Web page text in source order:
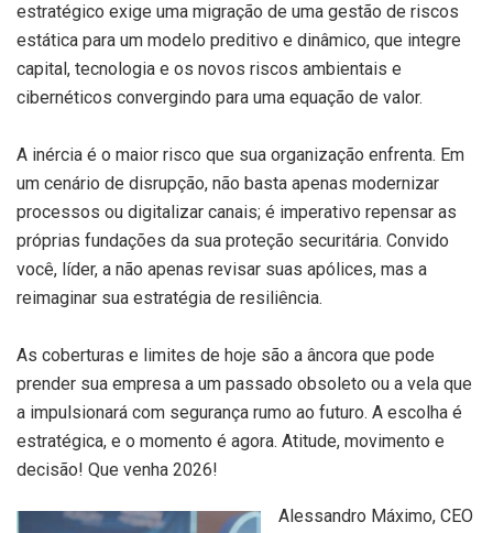
estratégico exige uma migração de uma gestão de riscos
estática para um modelo preditivo e dinâmico, que integre
capital, tecnologia e os novos riscos ambientais e
cibernéticos convergindo para uma equação de valor.
A inércia é o maior risco que sua organização enfrenta. Em
um cenário de disrupção, não basta apenas modernizar
processos ou digitalizar canais; é imperativo repensar as
próprias fundações da sua proteção securitária. Convido
você, líder, a não apenas revisar suas apólices, mas a
reimaginar sua estratégia de resiliência.
As coberturas e limites de hoje são a âncora que pode
prender sua empresa a um passado obsoleto ou a vela que
a impulsionará com segurança rumo ao futuro. A escolha é
estratégica, e o momento é agora. Atitude, movimento e
decisão! Que venha 2026!
Alessandro Máximo, CEO